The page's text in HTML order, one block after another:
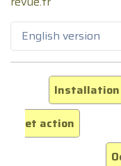
English version
Installation
et action